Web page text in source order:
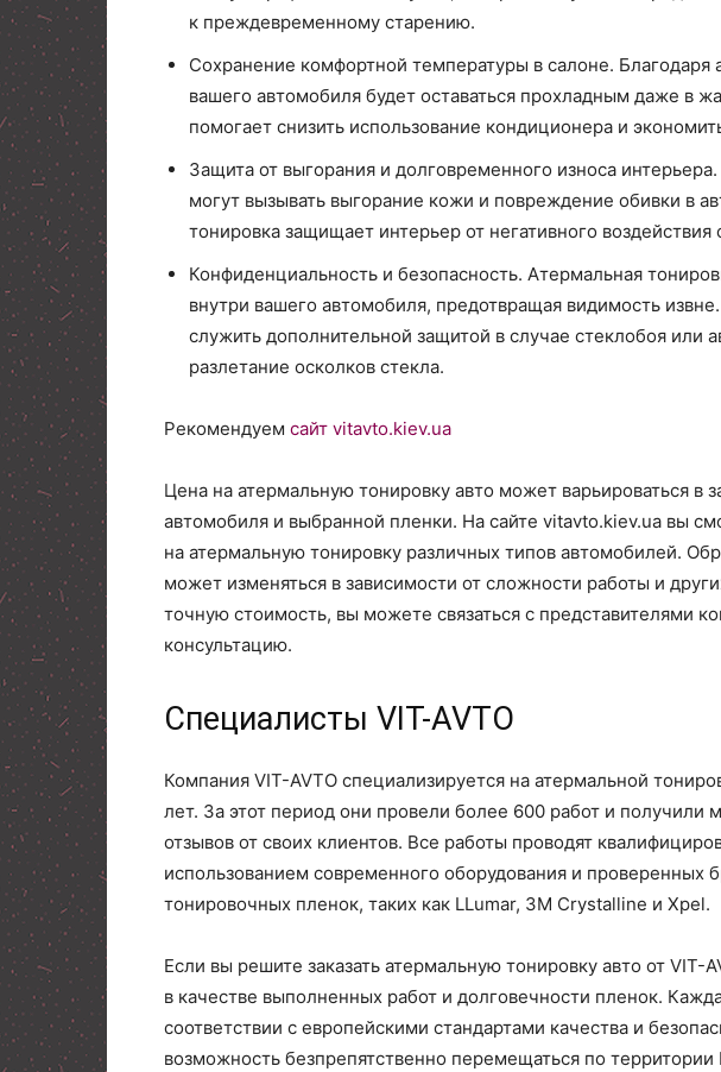
к преждевременному старению.
Сохранение комфортной температуры в салоне. Благодаря
вашего автомобиля будет оставаться прохладным даже в
помогает снизить использование кондиционера и
Защита от выгорания и долговременного износа
могут вызывать выгорание кожи и повреждение обивки в
тонировка защищает интерьер от негативного воздействия
Конфиденциальность и безопасность. Атермальная
внутри вашего автомобиля, предотвращая видимость
служить дополнительной защитой в случае стеклобоя или
разлетание осколков стекла.
Рекомендуем сайт vitavto.kiev.ua
Цена на атермальную тонировку авто может варьироваться в
автомобиля и выбранной пленки. На сайте vitavto.kiev.ua вы
на атермальную тонировку различных типов автомобилей.
может изменяться в зависимости от сложности работы и
точную стоимость, вы можете связаться с представителями
консультацию.
Специалисты VIT-AVTO
Компания VIT-AVTO специализируется на атермальной
лет. За этот период они провели более 600 работ и
отзывов от своих клиентов. Все работы проводят
использованием современного оборудования и проверенных
тонировочных пленок, таких как LLumar, 3M Crystalline и Xpel.
Если вы решите заказать атермальную тонировку авто от
в качестве выполненных работ и долговечности пленок.
соответствии с европейскими стандартами качества и
возможность безпрепятственно перемещаться по территории